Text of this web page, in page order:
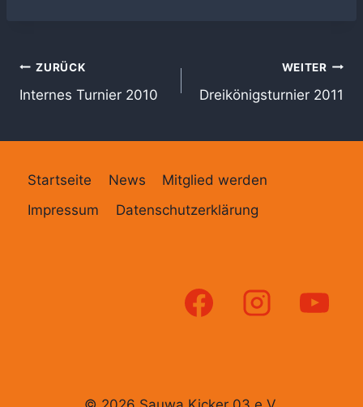
Beitragsnavigation
ZURÜCK
Internes Turnier 2010
WEITER
Dreikönigsturnier 2011
Startseite News
Mitglied werden
Impressum
Datenschutzerklärung